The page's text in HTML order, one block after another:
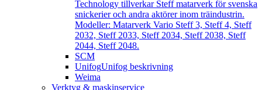
Technology tillverkar Steff matarverk för svenska
snickerier och andra aktörer inom träindustrin.
Modeller: Matarverk Vario Steff 3, Steff 4, Steff
2032, Steff 2033, Steff 2034, Steff 2038, Steff
2044, Steff 2048.
SCM
UnifogUnifog beskrivning
Weima
Verktyg & maskinservice